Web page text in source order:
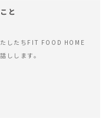
と
したちFIT FOOD HOME
しします。